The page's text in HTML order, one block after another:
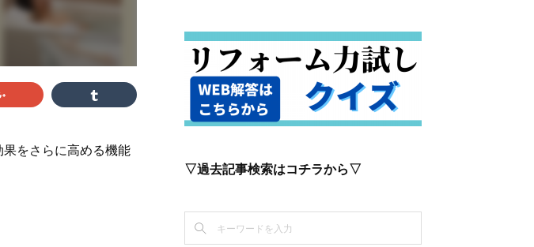
をさらに高める機能
▽過去記事検索はコチラから▽